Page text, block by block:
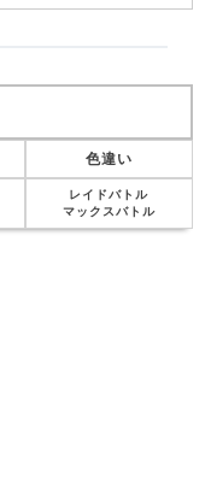
色違い
レイドバトル
マックスバトル